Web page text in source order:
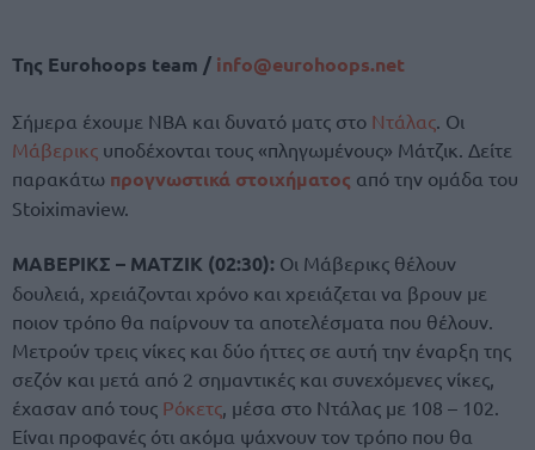
Της Eurohoops team / info@eurohoops.net
Σήμερα έχουμε NBA και δυνατό ματς στο Ντάλας . Οι
Μάβερικς υποδέχονται τους «πληγωμένους» Μάτζικ. Δείτε
παρακάτω προγνωστικά στοιχήματος από την ομάδα του
Stoiximaview.
ΜΑΒΕΡΙΚΣ – ΜΑΤΖΙΚ (02:30): Οι Μάβερικς θέλουν
δουλειά, χρειάζονται χρόνο και χρειάζεται να βρουν με
ποιον τρόπο θα παίρνουν τα αποτελέσματα που θέλουν.
Μετρούν τρεις νίκες και δύο ήττες σε αυτή την έναρξη της
σεζόν και μετά από 2 σημαντικές και συνεχόμενες νίκες,
έχασαν από τους Ρόκετς , μέσα στο Ντάλας με 108 – 102.
Είναι προφανές ότι ακόμα ψάχνουν τον τρόπο που θα